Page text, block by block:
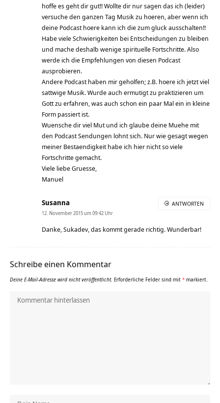
hoffe es geht dir gut!! Wollte dir nur sagen das ich (leider)
versuche den ganzen Tag Musik zu hoeren, aber wenn ich
deine Podcast hoere kann ich die zum gluck ausschalten!!
Habe viele Schwierigkeiten bei Entscheidungen zu bleiben
und mache deshalb wenige spirituelle Fortschritte. Also
werde ich die Empfehlungen von diesen Podcast
ausprobieren.
Andere Podcast haben mir geholfen; z.B. hoere ich jetzt viel
sattwige Musik. Wurde auch ermutigt zu praktizieren um
Gott zu erfahren, was auch schon ein paar Mal ein in kleine
Form passiert ist.
Wuensche dir viel Mut und ich glaube deine Muehe mit
den Podcast Sendungen lohnt sich. Nur wie gesagt wegen
meiner Bestaendigkeit habe ich hier nicht so viele
Fortschritte gemacht.
Viele liebe Gruesse,
Manuel
Susanna
12. November 2015 um 09:42 Uhr
Danke, Sukadev, das kommt gerade richtig. Wunderbar!
ANTWORTEN
Schreibe einen Kommentar
Deine E-Mail-Adresse wird nicht veröffentlicht. Erforderliche Felder sind mit * markiert.